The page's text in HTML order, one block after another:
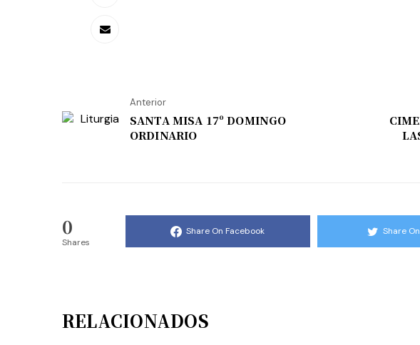
Anterior
SANTA MISA 17º DOMINGO
ORDINARIO
0
Shares
Share On Facebook Share
RELACIONADOS